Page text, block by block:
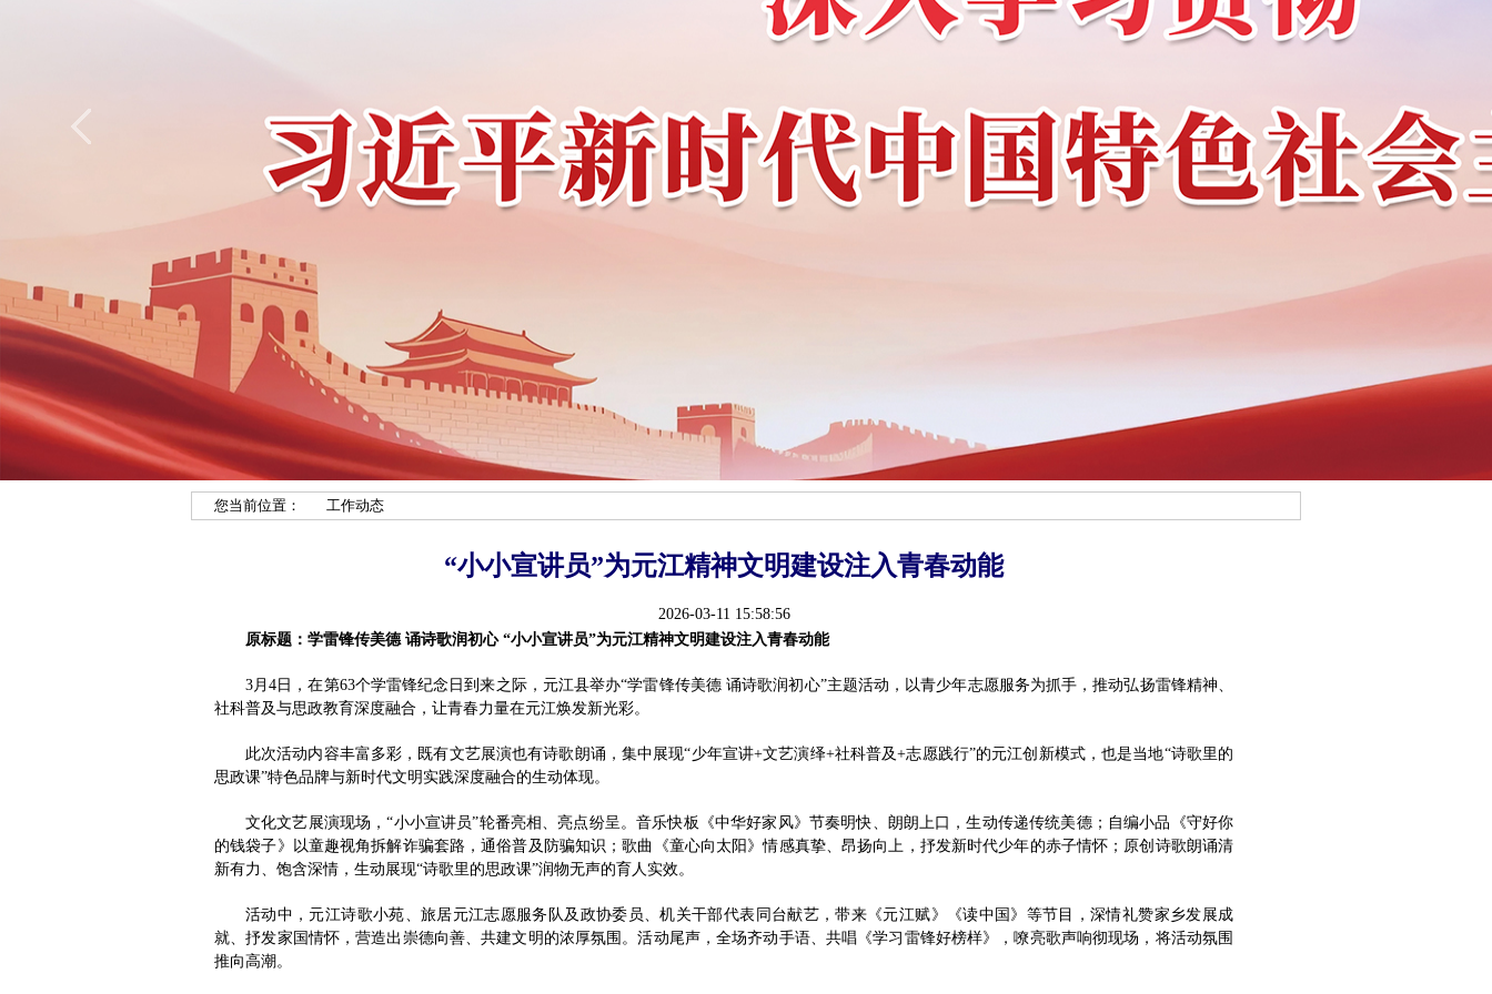
您当前位置： 工作动态
“小小宣讲员”为元江精神文明建设注入青春动能
2026-03-11 15:58:56
原标题：学雷锋传美德 诵诗歌润初心 “小小宣讲员”为元江精神文明建设注入青春动能
3月4日，在第63个学雷锋纪念日到来之际，元江县举办“学雷锋传美德 诵诗歌润初心”主题活动，以青少年志愿服务为抓手，推动弘扬雷锋精神、
社科普及与思政教育深度融合，让青春力量在元江焕发新光彩。
此次活动内容丰富多彩，既有文艺展演也有诗歌朗诵，集中展现“少年宣讲+文艺演绎+社科普及+志愿践行”的元江创新模式，也是当地“诗歌里的
思政课”特色品牌与新时代文明实践深度融合的生动体现。
文化文艺展演现场，“小小宣讲员”轮番亮相、亮点纷呈。音乐快板《中华好家风》节奏明快、朗朗上口，生动传递传统美德；自编小品《守好你
的钱袋子》以童趣视角拆解诈骗套路，通俗普及防骗知识；歌曲《童心向太阳》情感真挚、昂扬向上，抒发新时代少年的赤子情怀；原创诗歌朗诵清
新有力、饱含深情，生动展现“诗歌里的思政课”润物无声的育人实效。
活动中，元江诗歌小苑、旅居元江志愿服务队及政协委员、机关干部代表同台献艺，带来《元江赋》《读中国》等节目，深情礼赞家乡发展成
就、抒发家国情怀，营造出崇德向善、共建文明的浓厚氛围。活动尾声，全场齐动手语、共唱《学习雷锋好榜样》，嘹亮歌声响彻现场，将活动氛围
推向高潮。